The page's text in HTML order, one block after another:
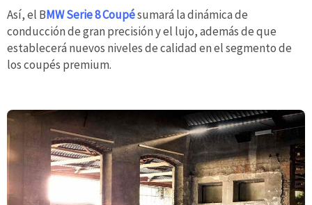
Así, el BMW Serie 8 Coupésumará la dinámica de
conducción de gran precisión y el lujo, además de que
establecerá nuevos niveles de calidad en el segmento de
los coupés premium.